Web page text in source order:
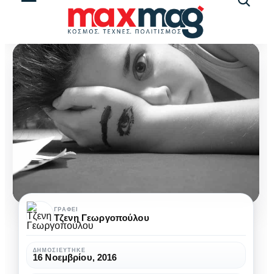
Φλερτάροντας
με
θλίψη
ΓΡΆΦΕΙ
Τζενη Γεωργοπούλου
ΔΗΜΟΣΙΕΎΤΗΚΕ
16 Νοεμβρίου, 2016